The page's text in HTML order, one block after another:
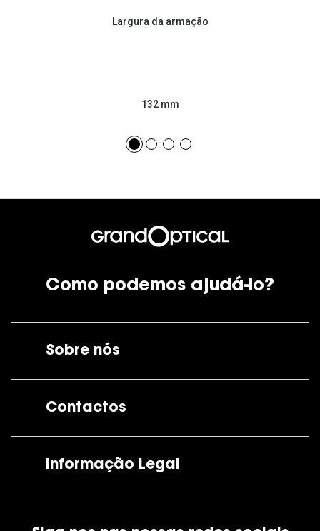
Largura da armação
132 mm
Como podemos ajudá-lo?
Sobre nós
Contactos
Informação Legal